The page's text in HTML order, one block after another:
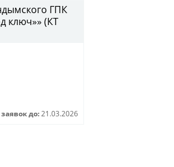
ГПК
ключ»» (КТ
до:21.03.2026